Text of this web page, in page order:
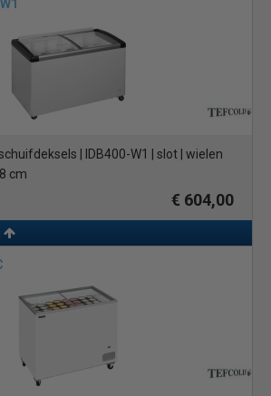
| IDB400-W1 | slot | wielen
cm
€ 604,00